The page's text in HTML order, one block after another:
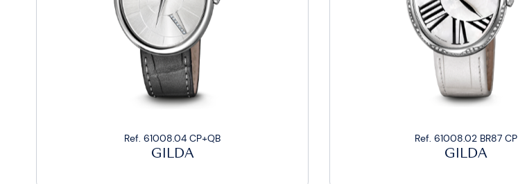
Ref. 61008.04 CP+QB
GILDA
Ref. 61008.02 BR87 CP
GILDA